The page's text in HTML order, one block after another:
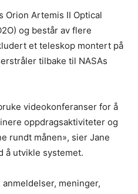
Orion Artemis II Optical
og består av flere
et teleskop montert på
tilbake til NASAs
videokonferanser for å
oppdragsaktiviteter og
rundt månen», sier Jane
å utvikle systemet.
meninger,